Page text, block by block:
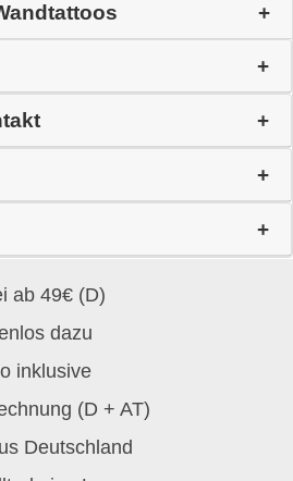
ab 49€ (D)
dazu
inklusive
(D + AT)
Deutschland